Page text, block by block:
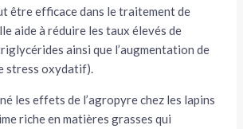
être efficace dans le traitement de
aide à réduire les taux élevés de
ainsi que l’augmentation de
stress oxydatif).
les effets de l’agropyre chez les lapins
riche en matières grasses qui